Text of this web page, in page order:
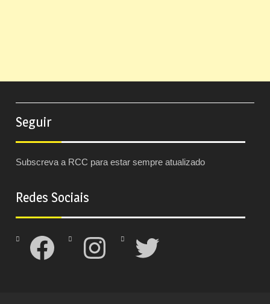
Seguir
Subscreva a RCC para estar sempre atualizado
Redes Sociais
Facebook Instagram Twitter